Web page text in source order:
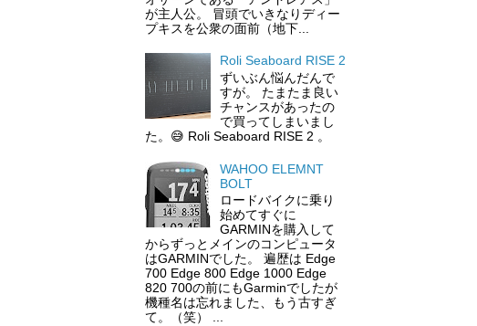
が主人公。 冒頭でいきなりディー
プキスを公衆の面前（地下...
Roli Seaboard RISE 2
ずいぶん悩んだんで
すが。 たまたま良い
チャンスがあったの
で買ってしまいまし
た。😅 Roli Seaboard RISE 2 。
WAHOO ELEMNT
BOLT
ロードバイクに乗り
始めてすぐに
GARMINを購入して
からずっとメインのコンピュータ
はGARMINでした。 遍歴は Edge
700 Edge 800 Edge 1000 Edge
820 700の前にもGarminでしたが
機種名は忘れました、もう古すぎ
て。（笑） ...